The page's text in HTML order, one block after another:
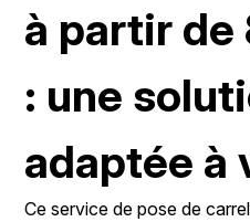
à partir de
: une
adaptée à
Ce service de pose de